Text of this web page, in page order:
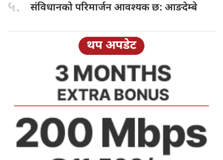
५. संविधानको परिमार्जनआवश्यक छ: आङदेम्बे
थप अपडेट